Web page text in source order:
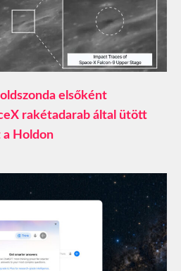
elsőként
rakétadarab által ütött
Holdon